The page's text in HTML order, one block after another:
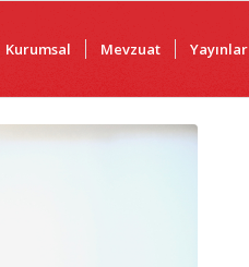
Kurumsal Mevzuat Yayınlar